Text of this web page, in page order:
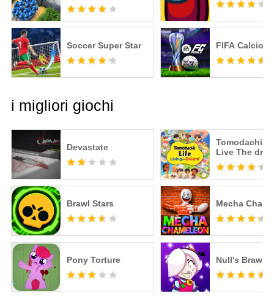
Soccer Super Star FIFA Calcio
i migliori giochi
Devastate
Brawl Stars
Pony Torture
Tomodachi
Live The
Mecha
Null's Brawl